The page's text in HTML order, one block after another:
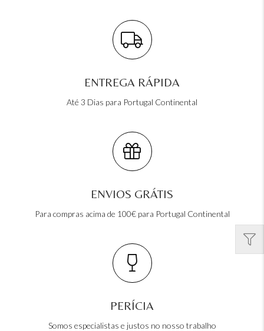
ENTREGA RÁPIDA
Até 3 Dias para Portugal Continental
ENVIOS GRÁTIS
Para compras acima de 100€ para Portugal Continental
PERÍCIA
Somos especialistas e justos no nosso trabalho